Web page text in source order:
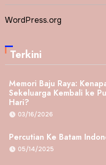
WordPress.org
Terkini
Memori Baju Raya:
Sekeluarga Kembali ke
Hari?
03/16/2026
Percutian Ke Batam
05/14/2025